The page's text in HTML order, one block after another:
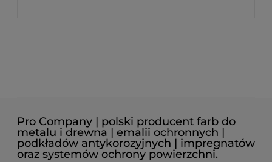
Pro Company | polski producent farb do
metalu i drewna | emalii ochronnych |
podkładów antykorozyjnych | impregnatów
oraz systemów ochrony powierzchni.